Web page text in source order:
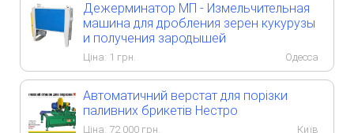
Дежерминатор МП - Измельчительная
машина для дробления зерен кукурузы
и получения зародышей
Ціна: 1 грн. Одесса
Автоматичний верстат для порізки
паливних брикетів Нестро
Ціна: 72 000 грн. Київ